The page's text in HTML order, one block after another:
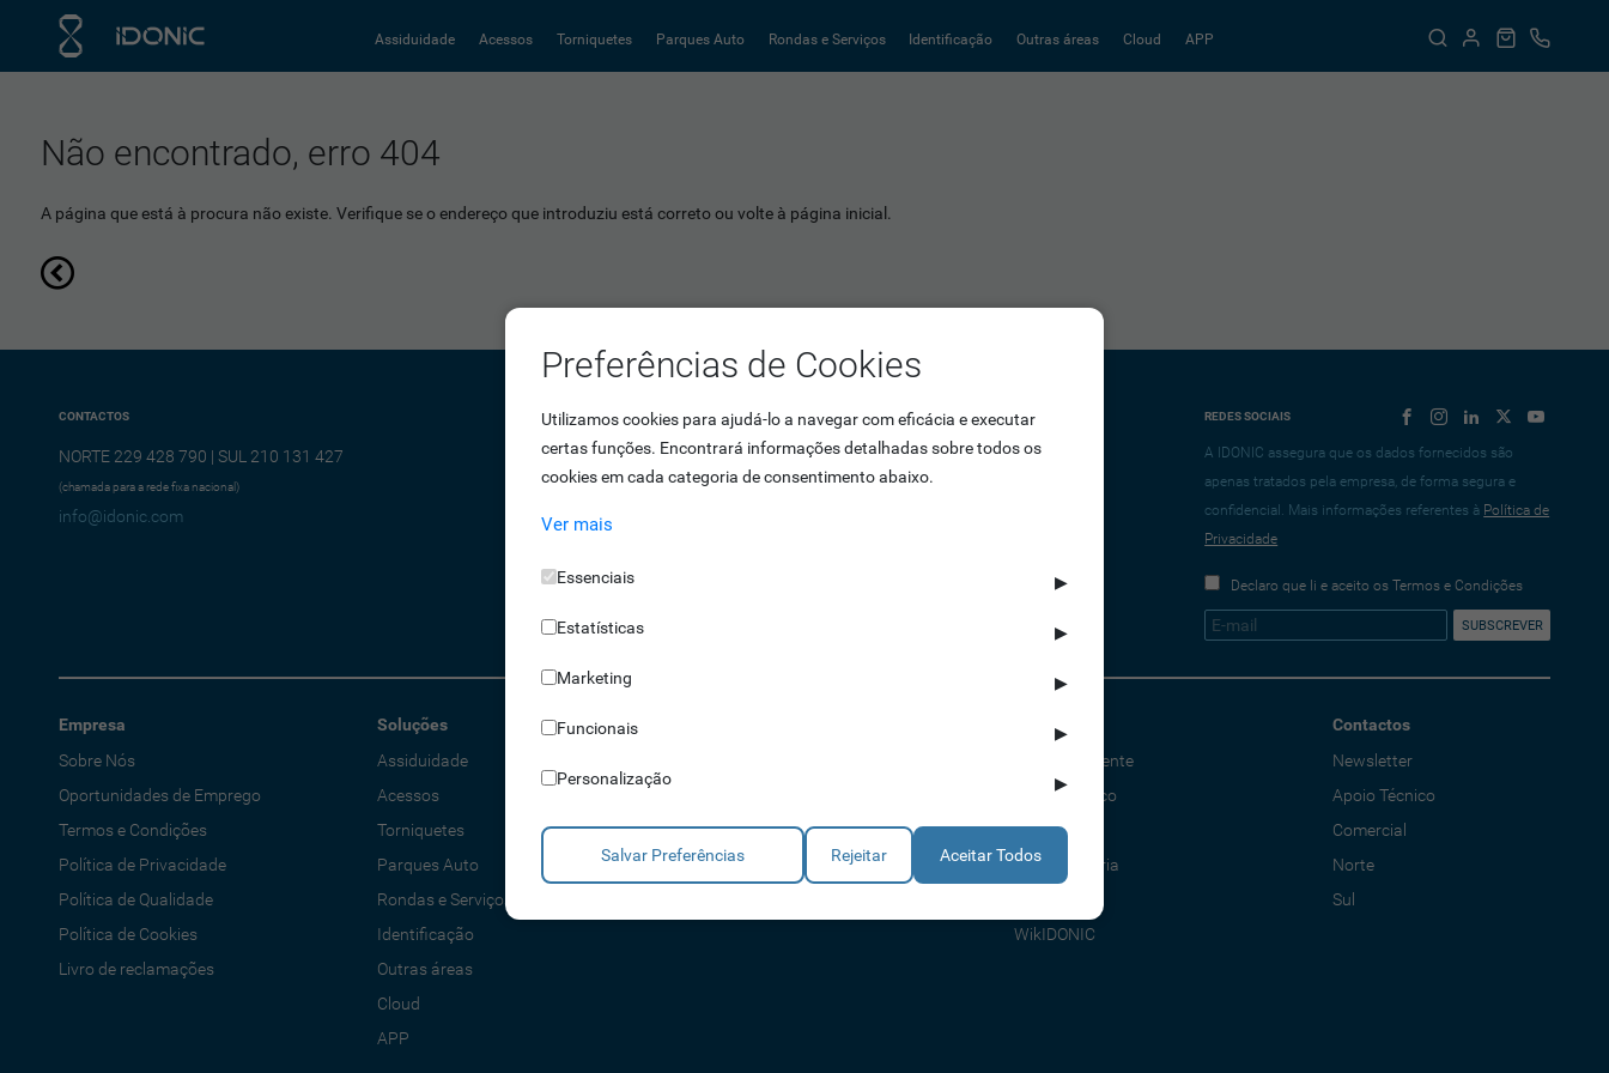
Assiduidade Acessos Torniquetes Parques Auto Rondas e Serviços Identificação Outras áreas Cloud APP
Não encontrado, erro 404
A página que está à procura não existe. Verifique se o endereço que introduziu está correto ou volte à página inicial.
CONTACTOS
NORTE 229 428 790 | SUL 210 131 427
(chamada para a rede fixa nacional)
info@idonic.com
REDES SOCIAIS
A IDONIC assegura que os dados fornecidos são
apenas tratados pela empresa, de forma segura e
confidencial. Mais informações referentes à Política de
Privacidade
Declaro que li e aceito os Termos e Condições
Empresa
Sobre Nós
Oportunidades de Emprego
Termos e Condições
Política de Privacidade
Política de Qualidade
Política de Cookies
Livro de reclamações
Soluções
Assiduidade
Acessos
Torniquetes
Parques Auto
Rondas e Serviços
Identificação
Outras áreas
Cloud
APP
Integradores
Ajuda
Apoio ao Cliente
Apoio Técnico
Comercial
Consultadoria
WikIDONIC
Contactos
Newsletter
Apoio Técnico
Comercial
Norte
Sul
Preferências de Cookies
Utilizamos cookies para ajudá-lo a navegar com eficácia e executar
certas funções. Encontrará informações detalhadas sobre todos os
cookies em cada categoria de consentimento abaixo.
Ver mais
Essenciais ▶
Estatísticas ▶
Marketing ▶
Funcionais ▶
Personalização ▶
Salvar Preferências Rejeitar Aceitar Todos